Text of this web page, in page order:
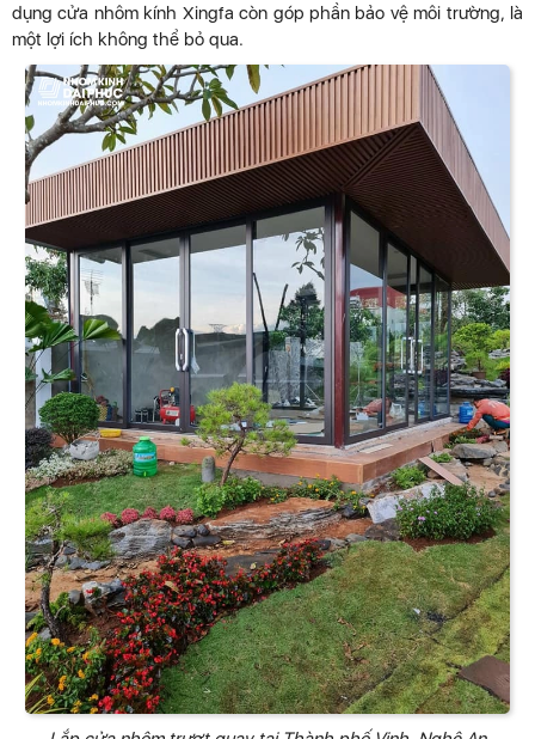
dụng cửa nhôm kính Xingfa còn góp phần bảo vệ môi trường, là
một lợi ích không thể bỏ qua.